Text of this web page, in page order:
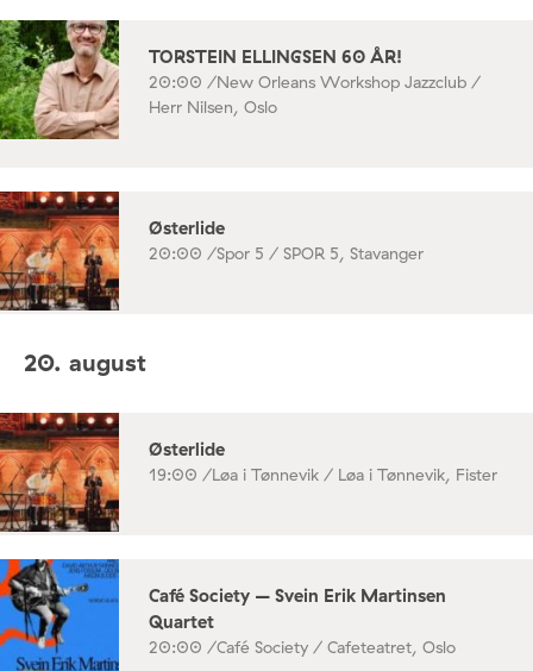
TORSTEIN ELLINGSEN 60 ÅR!
20:00 /New Orleans Workshop Jazzclub /
Herr Nilsen, Oslo
Østerlide
20:00 /Spor 5 / SPOR 5, Stavanger
20. august
Østerlide
19:00 /Løa i Tønnevik / Løa i Tønnevik, Fister
Café Society – Svein Erik Martinsen
Quartet
20:00 /Café Society / Cafeteatret, Oslo